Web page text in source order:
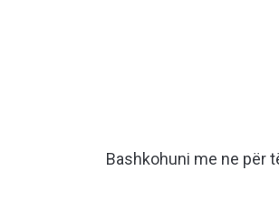
Bashkohuni me ne për